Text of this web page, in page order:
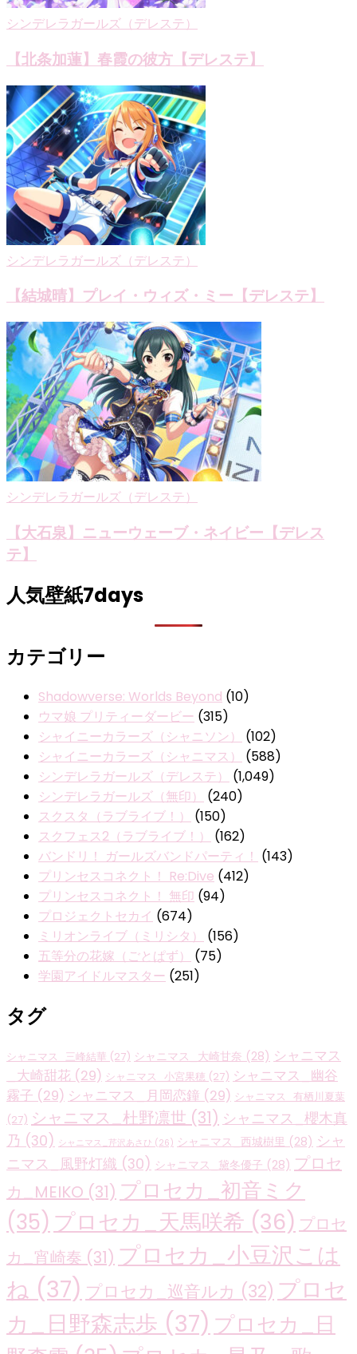
シンデレラガールズ（デレステ）
【北条加蓮】春霞の彼方【デレステ】
シンデレラガールズ（デレステ）
【結城晴】プレイ・ウィズ・ミー【デレステ】
シンデレラガールズ（デレステ）
【大石泉】ニューウェーブ・ネイビー【デレス
テ】
人気壁紙7days
カテゴリー
Shadowverse: Worlds Beyond (10)
ウマ娘 プリティーダービー (315)
シャイニーカラーズ（シャニソン）
(102)
シャイニーカラーズ（シャニマス）
(588)
シンデレラガールズ（デレステ）
(1,049)
シンデレラガールズ（無印）
(240)
スクスタ（ラブライブ！）
(150)
スクフェス2（ラブライブ！）
(162)
バンドリ！ ガールズバンドパーティ！ (143)
プリンセスコネクト！ Re:Dive (412)
プリンセスコネクト！ 無印 (94)
プロジェクトセカイ (674)
ミリオンライブ（ミリシタ）
(156)
五等分の花嫁（ごとぱず）
(75)
学園アイドルマスター (251)
タグ
シャニマス_三峰結華 (27) シャニマス_大崎甘奈 (28) シャニマス
_大崎甜花 (29) シャニマス_小宮果穂 (27) シャニマス_幽谷
霧子 (29) シャニマス_月岡恋鐘 (29) シャニマス_有栖川夏葉
(27) シャニマス_杜野凛世 (31) シャニマス_櫻木真
乃 (30) シャニマス_芹沢あさひ (26) シャニマス_西城樹里 (28) シャ
ニマス_風野灯織 (30) シャニマス_黛冬優子 (28) プロセ
カ_MEIKO (31) プロセカ_初音ミク
(35) プロセカ_天馬咲希 (36) プロセ
カ_宵崎奏 (31) プロセカ_小豆沢こは
ね (37) プロセカ_巡音ルカ (32) プロセ
カ_日野森志歩 (37) プロセカ_日